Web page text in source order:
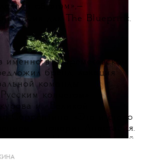
об этом »,—
для The Blueprint.
именно в Шереметевском
бренд: локация
команды
ковчегом»
и «Великой
Соррентино. «Это и стало
— говорит Анастасия.
по свету Наташей Тузовой
максимум интимности